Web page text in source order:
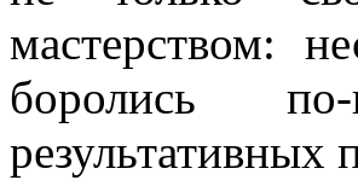
мастерством:
боролись
результативных